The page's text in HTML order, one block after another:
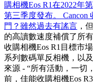
購相機Eos R1在2022年
第三季度發布。 Cancon
門？雖然過去有謠言 ，
的高讀數速度補償了所
收購相機Eos R1目標市
系列數碼單反相機，以
來源 - “所有活動，一切
前，佳能收購相機Eos